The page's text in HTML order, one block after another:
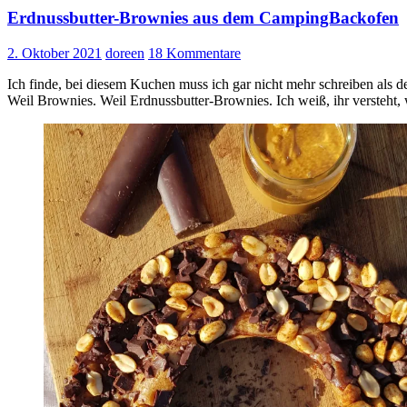
Erdnussbutter-Brownies aus dem CampingBackofen
2. Oktober 2021 doreen 18 Kommentare
Ich finde, bei diesem Kuchen muss ich gar nicht mehr schreiben als
Weil Brownies. Weil Erdnussbutter-Brownies. Ich weiß, ihr versteht,